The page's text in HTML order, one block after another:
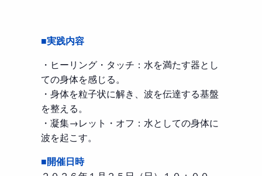
■実践内容
・ヒーリング・タッチ：水を満たす器とし
ての身体を感じる。
・身体を粒子状に解き、波を伝達する基盤
を整える。
・凝集→レット・オフ：水としての身体に
波を起こす。
■開催日時